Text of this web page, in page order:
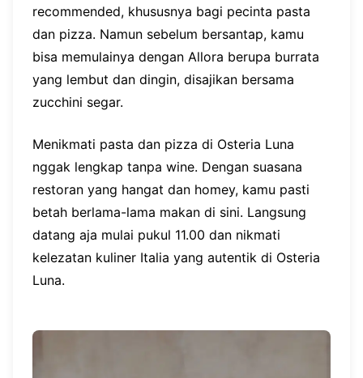
recommended, khususnya bagi pecinta pasta
dan pizza. Namun sebelum bersantap, kamu
bisa memulainya dengan Allora berupa burrata
yang lembut dan dingin, disajikan bersama
zucchini segar.
Menikmati pasta dan pizza di Osteria Luna
nggak lengkap tanpa wine. Dengan suasana
restoran yang hangat dan homey, kamu pasti
betah berlama-lama makan di sini. Langsung
datang aja mulai pukul 11.00 dan nikmati
kelezatan kuliner Italia yang autentik di Osteria
Luna.